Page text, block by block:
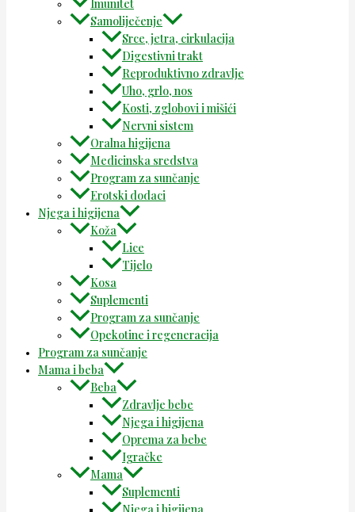
Imunitet
Samoliječenje
Srce, jetra, cirkulacija
Digestivni trakt
Reproduktivno zdravlje
Uho, grlo, nos
Kosti, zglobovi i mišići
Nervni sistem
Oralna higijena
Medicinska sredstva
Program za sunčanje
Erotski dodaci
Njega i higijena
Koža
Lice
Tijelo
Kosa
Suplementi
Program za sunčanje
Opekotine i regeneracija
Program za sunčanje
Mama i beba
Beba
Zdravlje bebe
Njega i higijena
Oprema za bebe
Igračke
Mama
Suplementi